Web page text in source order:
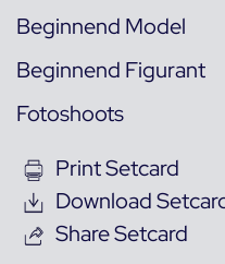
Beginnend Model
Beginnend Figurant
Fotoshoots
Print Setcard
Download
Share Setcard